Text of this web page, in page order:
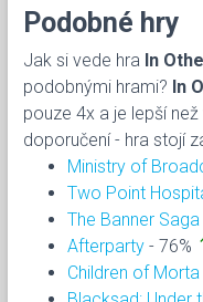
Podobné hry
Jak si vede hra In
podobnými hrami? In
pouze 4x a je lepší
doporučení - hra stojí
Ministry of
Two Point
The Banner Saga
Afterparty - 76%
Children of Morta